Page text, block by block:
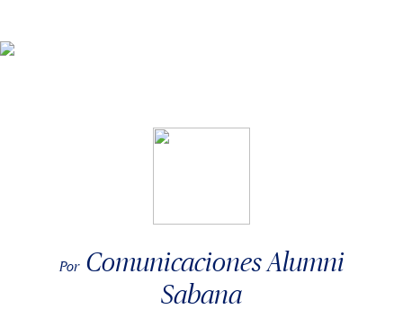
Por Comunicaciones Alumni
Sabana